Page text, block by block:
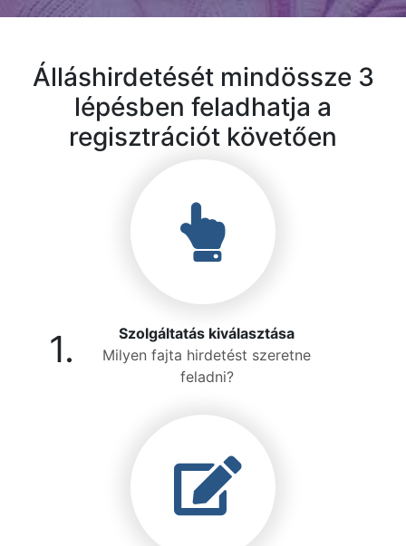
Álláshirdetését mindössze 3
lépésben feladhatja a
regisztrációt követően
1.
Szolgáltatás kiválasztása
Milyen fajta hirdetést szeretne
feladni?